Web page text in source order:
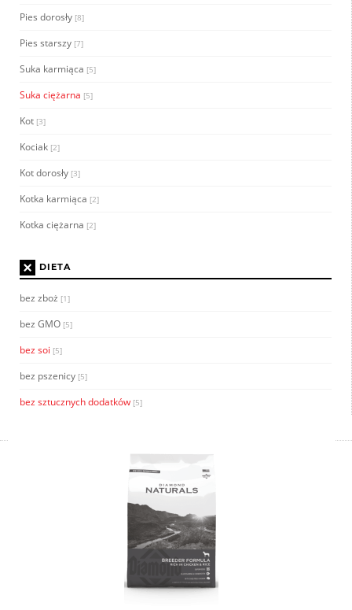
Pies dorosły [8]
Pies starszy [7]
Suka karmiąca [5]
Suka ciężarna [5]
Kot [3]
Kociak [2]
Kot dorosły [3]
Kotka karmiąca [2]
Kotka ciężarna [2]
× DIETA
bez zboż [1]
bez GMO [5]
bez soi [5]
bez pszenicy [5]
bez sztucznych dodatków [5]